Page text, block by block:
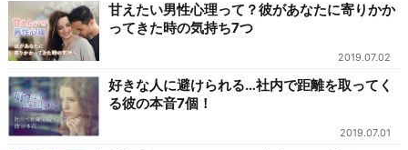
甘えたい男性心理って？彼があなたに寄りかか
ってきた時の気持ち7つ
2019.07.02
好きな人に避けられる…社内で距離を取ってく
る彼の本音7個！
2019.07.01